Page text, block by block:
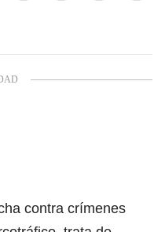
contra crímenes